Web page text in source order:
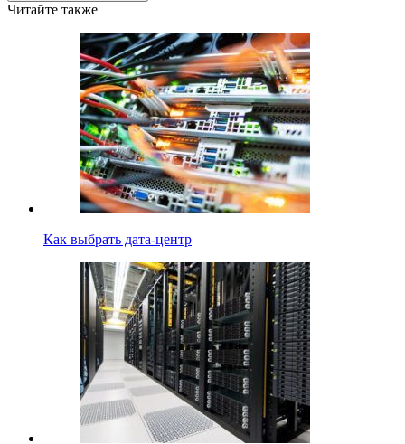
Читайте также
Как выбрать дата-центр